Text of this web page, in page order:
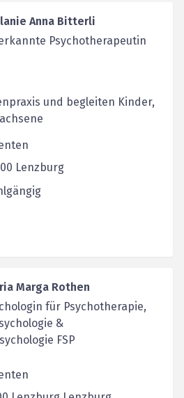
Anna Bitterli
Psychotherapeutin
und begleiten Kinder,
Lenzburg
Marga Rothen
für Psychotherapie,
&
FSP